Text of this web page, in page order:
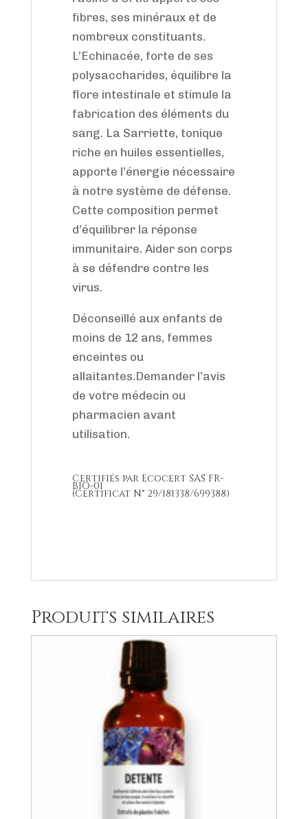
fibres, ses minéraux et de
nombreux constituants.
L’Echinacée, forte de ses
polysaccharides, équilibre la
flore intestinale et stimule la
fabrication des éléments du
sang. La Sarriette, tonique
riche en huiles essentielles,
apporte l’énergie nécessaire
à notre système de défense.
Cette composition permet
d’équilibrer la réponse
immunitaire. Aider son corps
à se défendre contre les
virus.
Déconseillé aux enfants de
moins de 12 ans, femmes
enceintes ou
allaitantes.Demander l’avis
de votre médecin ou
pharmacien avant
utilisation.
Certifiés par Ecocert SAS FR-
BIO-01
(Certificat N° 29/181338/699388)
Produits similaires